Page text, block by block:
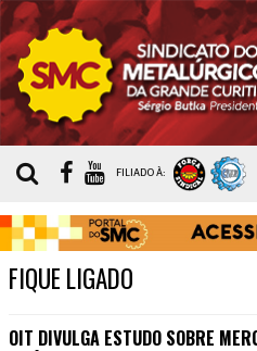
FILIADO À:
FIQUE LIGADO
OIT DIVULGA ESTUDO SOBRE